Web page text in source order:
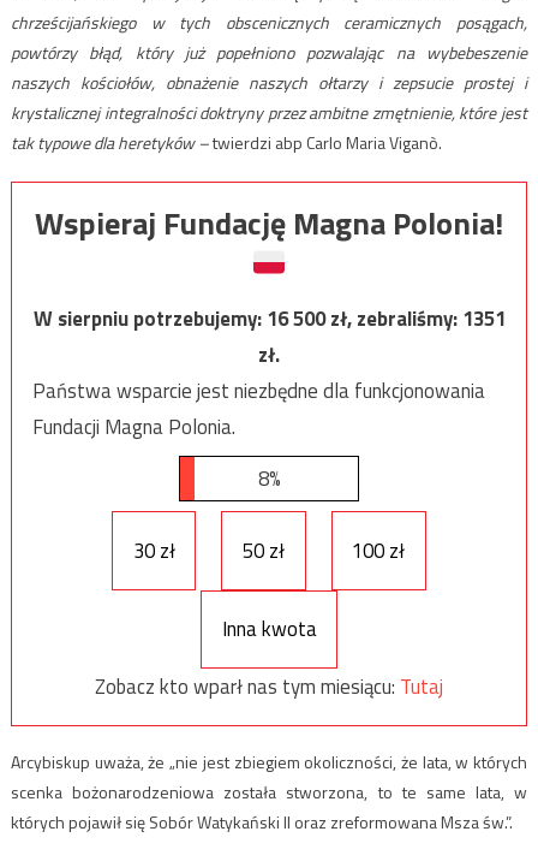
chrześcijańskiego w tych obscenicznych ceramicznych posągach,
powtórzy błąd, który już popełniono pozwalając na wybebeszenie
naszych kościołów, obnażenie naszych ołtarzy i zepsucie prostej i
krystalicznej integralności doktryny przez ambitne zmętnienie, które jest
tak typowe dla heretyków –twierdzi abp Carlo Maria Viganò.
Wspieraj Fundację Magna Polonia!
W sierpniu potrzebujemy:16 500zł, zebraliśmy:1351
zł.
Państwa wsparcie jest niezbędne dla funkcjonowania
Fundacji Magna Polonia.
8%
30 zł 50 zł 100 zł
Inna kwota
Zobacz kto wparł nas tym miesiącu: Tutaj
Arcybiskup uważa, że „nie jest zbiegiem okoliczności, że lata, w których
scenka bożonarodzeniowa została stworzona, to te same lata, w
których pojawił się Sobór Watykański II oraz zreformowana Msza św.”.